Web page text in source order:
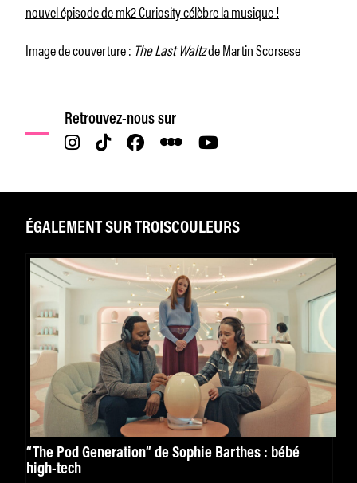
nouvel épisode de mk2 Curiosity célèbre la musique !
Image de couverture : The Last Waltzde Martin Scorsese
Retrouvez-nous sur
ÉGALEMENT SUR TROISCOULEURS
“The Pod Generation” de Sophie Barthes : bébé
high-tech